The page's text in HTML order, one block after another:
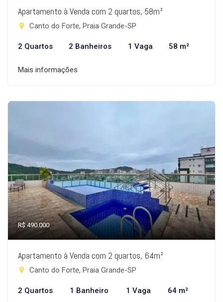
Apartamento à Venda com 2 quartos, 58m²
Canto do Forte, Praia Grande-SP
2 Quartos 2 Banheiros 1 Vaga 58 m²
Mais informações
R$ 490.000
Apartamento à Venda com 2 quartos, 64m²
Canto do Forte, Praia Grande-SP
2 Quartos 1 Banheiro 1 Vaga 64 m²